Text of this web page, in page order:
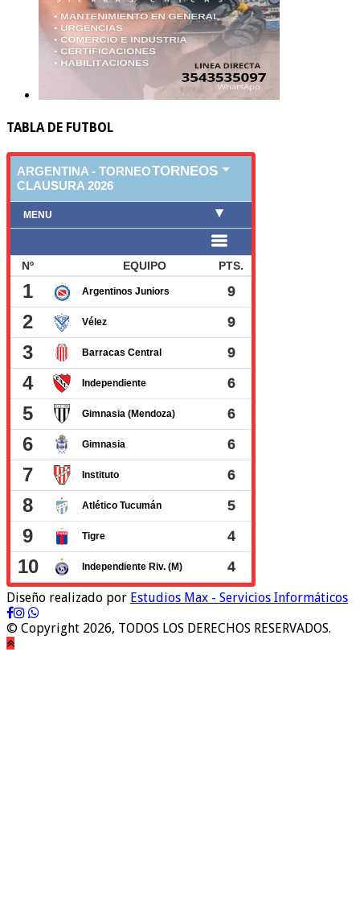
TABLA DE FUTBOL
Diseño realizado por Estudios Max - Servicios Informáticos
© Copyright 2026, TODOS LOS DERECHOS RESERVADOS.